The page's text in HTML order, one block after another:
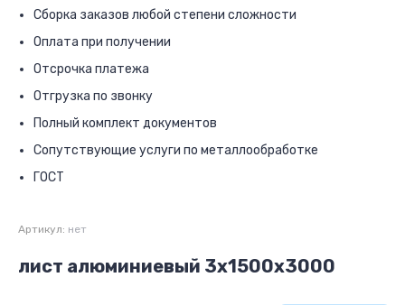
Сборка заказов любой степени сложности
Оплата при получении
Отсрочка платежа
Отгрузка по звонку
Полный комплект документов
Сопутствующие услуги по металлообработке
ГОСТ
Артикул: нет
лист алюминиевый 3х1500х3000